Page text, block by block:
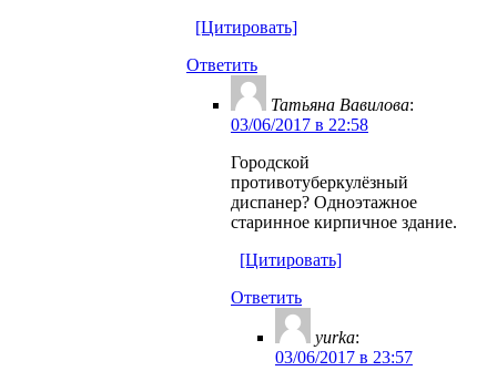
[Цитировать]
Ответить
Татьяна Вавилова:
03/06/2017 в 22:58
Городской
противотуберкулёзный
диспанер? Одноэтажное
старинное кирпичное здание.
[Цитировать]
Ответить
yurka:
03/06/2017 в 23:57